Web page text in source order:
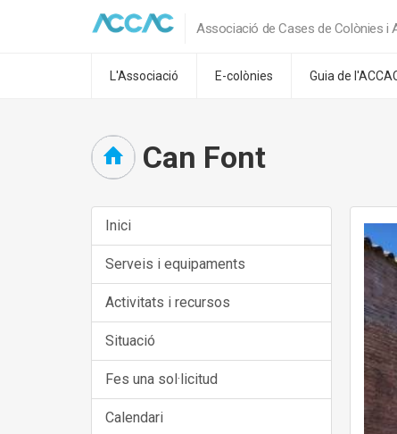
Associació de Cases de Colònies i
L'Associació E-colònies Guia de
Can Font
Inici
Serveis i equipaments
Activitats i recursos
Situació
Fes una sol·licitud
Calendari